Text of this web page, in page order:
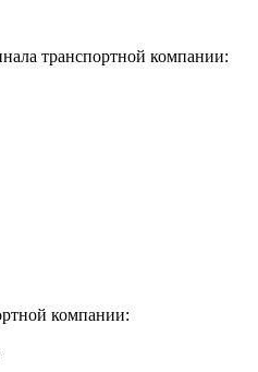
транспортной компании:
компании: